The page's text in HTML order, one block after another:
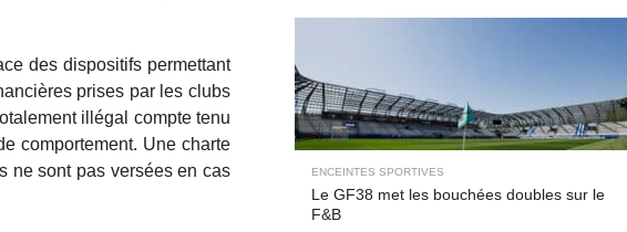
des dispositifs permettant
prises par les clubs
illégal compte tenu
comportement. Une charte
ne sont pas versées en cas
ENCEINTES SPORTIVES
Le GF38 met les bouchées doubles sur le
F&B